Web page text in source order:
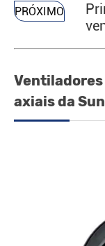
PRÓXIMO
axiais da